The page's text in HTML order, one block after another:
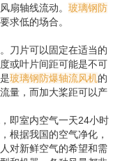
扇轴线流动。 玻璃钢防
求低的场合。
刀片可以固定在适当的
或叶片间距可能是不可
玻璃钢防爆轴流风机的
量，而加大桨距可以产
即室内空气一天24小时
根据我国的空气净化，
对新鲜空气的希望和需